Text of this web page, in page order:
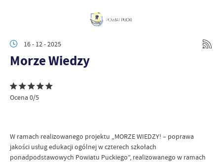
16 - 12 - 2025
Morze Wiedzy
Ocena 0/5
W ramach realizowanego projektu „MORZE WIEDZY! – poprawa
jakości usług edukacji ogólnej w czterech szkołach
ponadpodstawowych Powiatu Puckiego”, realizowanego w ramach